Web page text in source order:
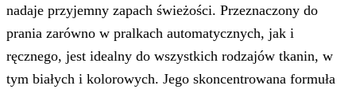
nadaje przyjemny zapach świeżości. Przeznaczony do
prania zarówno w pralkach automatycznych, jak i
ręcznego, jest idealny do wszystkich rodzajów tkanin, w
tym białych i kolorowych. Jego skoncentrowana formuła